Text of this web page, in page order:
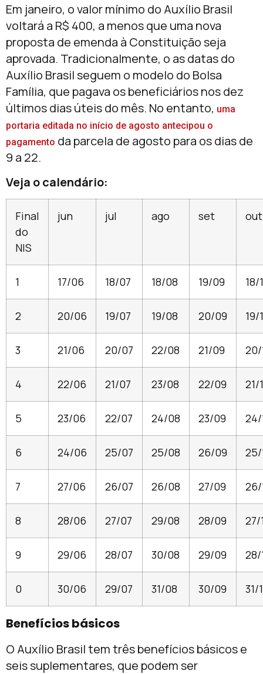
Em janeiro, o valor mínimo do Auxílio Brasil
voltará a R$ 400, a menos que uma nova
proposta de emenda à Constituição seja
aprovada. Tradicionalmente, o as datas do
Auxílio Brasil seguem o modelo do Bolsa
Família, que pagava os beneficiários nos dez
últimos dias úteis do mês. No entanto, uma
portaria editada no início de agosto antecipou o
pagamento da parcela de agosto para os dias de
9 a 22.
Veja o calendário:
Final
do
NIS
jun jul ago set out
1 17/06 18/07 18/08 19/09 18/
2 20/06 19/07 19/08 20/09 19/
3 21/06 20/07 22/08 21/09 20/
4 22/06 21/07 23/08 22/09 21/
5 23/06 22/07 24/08 23/09 24/
6 24/06 25/07 25/08 26/09 25/
7 27/06 26/07 26/08 27/09 26/
8 28/06 27/07 29/08 28/09 27/
9 29/06 28/07 30/08 29/09 28/
0 30/06 29/07 31/08 30/09 31/
Benefícios básicos
O Auxílio Brasil tem três benefícios básicos e
seis suplementares, que podem ser